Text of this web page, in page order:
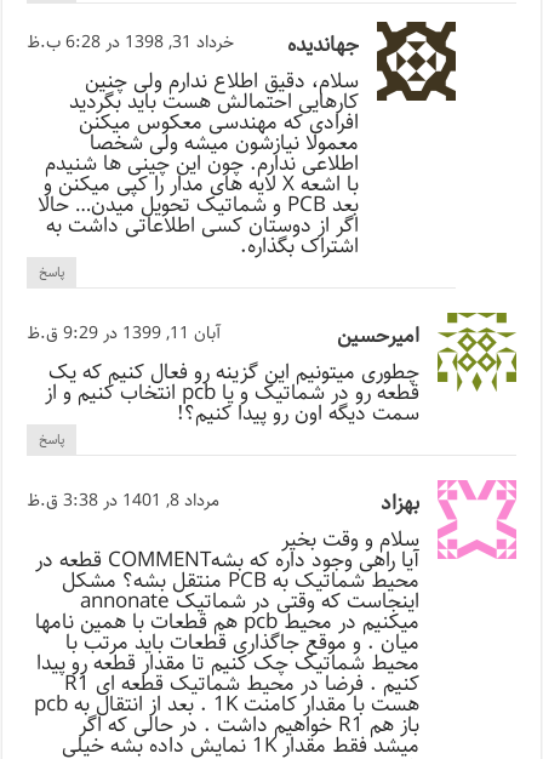
جهاندیده خرداد 31, 1398 در 6:28 ب.ظ
سلام، دقیق اطلاع ندارم ولی چنین
کارهایی احتمالش هست باید بگردید
افرادی که مهندسی معکوس میکنن
معمولا نیازشون میشه ولی شخصا
اطلاعی ندارم. چون این چینی ها شنیدم
با اشعه X لایه های مدار را کپی میکنن و
بعد PCB و شماتیک تحویل میدن… حالا
اگر از دوستان کسی اطلاعاتی داشت به
اشتراک بگذاره.
پاسخ
اميرحسين آبان 11, 1399 در 9:29 ق.ظ
چطوری میتونیم این گزینه رو فعال کنیم که یک
قطعه رو در شماتیک و یا pcb انتخاب کنیم و از
سمت دیگه اون رو پیدا کنیم؟!
پاسخ
بهزاد مرداد 8, 1401 در 3:38 ق.ظ
سلام و وقت بخیر
آیا راهی وجود داره که بشهCOMMENT قطعه در
محیط شماتیک به PCB منتقل بشه؟ مشکل
اینجاست که وقتی در شماتیک annonate
میکنیم در محیط pcb هم قطعات با همین نامها
میان . و موقع جاگذاری قطعات باید مرتب با
محیط شماتیک چک کنیم تا مقدار قطعه رو پیدا
کنیم . فرضا در محیط شماتیک قطعه ای R1
هست با مقدار کامنت 1K . بعد از انتقال به pcb
باز هم R1 خواهیم داشت . در حالی که اگر
میشد فقط مقدار 1K نمایش داده بشه خیلی